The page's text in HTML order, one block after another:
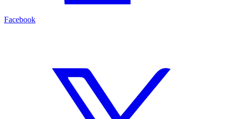
Facebook